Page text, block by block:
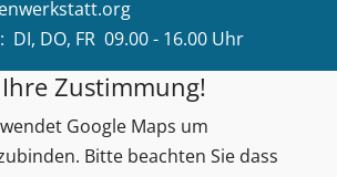
DI, DO, FR 09.00 - 16.00 Uhr
Zustimmung!
Google Maps um
Bitte beachten Sie dass